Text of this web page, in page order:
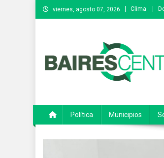
Saltar
al
viernes, agosto 07, 2026 Clima
Política Municipios